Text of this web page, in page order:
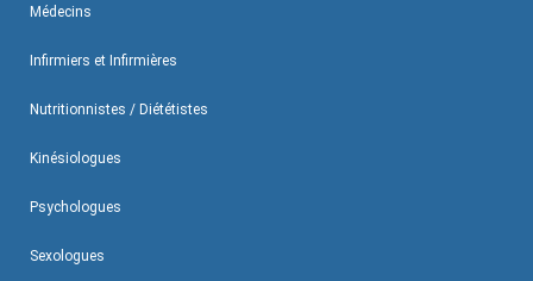
Médecins
Infirmiers et Infirmières
Nutritionnistes / Diététistes
Kinésiologues
Psychologues
Sexologues